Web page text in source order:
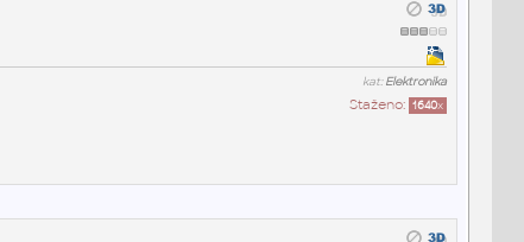
kat:Elektronika
Staženo: 1640x